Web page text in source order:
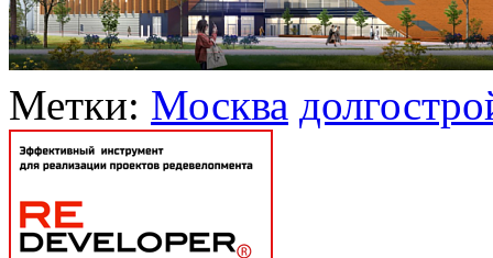
Метки: Москва